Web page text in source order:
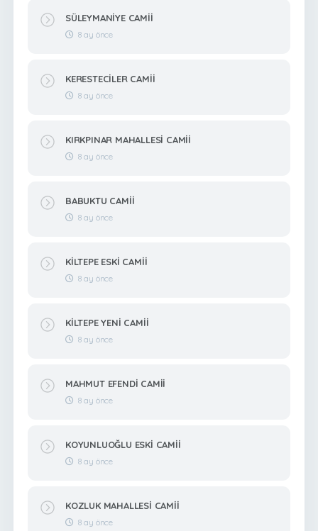
SÜLEYMANİYE CAMİİ
8 ay önce
KERESTECİLER CAMİİ
8 ay önce
KIRKPINAR MAHALLESİ CAMİİ
8 ay önce
BABUKTU CAMİİ
8 ay önce
KİLTEPE ESKİ CAMİİ
8 ay önce
KİLTEPE YENİ CAMİİ
8 ay önce
MAHMUT EFENDİ CAMİİ
8 ay önce
KOYUNLUOĞLU ESKİ CAMİİ
8 ay önce
KOZLUK MAHALLESİ CAMİİ
8 ay önce